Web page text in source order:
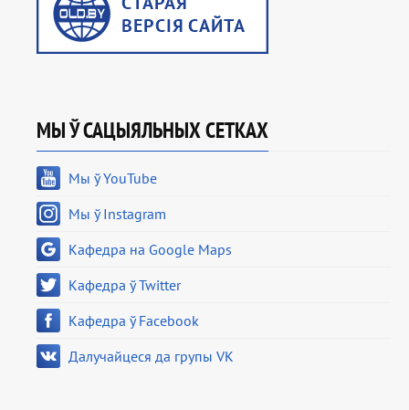
МЫ Ў САЦЫЯЛЬНЫХ СЕТКАХ
Мы ў YouTube
Мы ў Instagram
Кафедра на Google Maps
Кафедра ў Twitter
Кафедра ў Facebook
Далучайцеся да групы VK